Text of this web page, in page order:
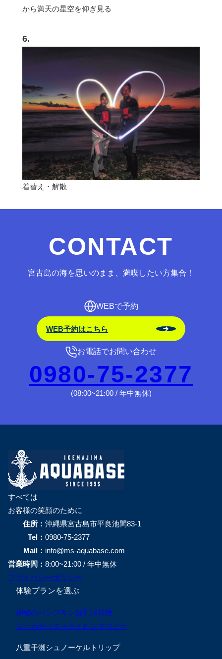
から満天の星空を仰ぎ見る
6.
着替え・解散
CONTACT
宮古島の海を思いのまま、満喫したい方集合！
WEBで予約
WEB予約はこちら
お電話でお問い合わせ
0980-75-2377
(08:00~21:00 / 年中無休)
すべては
お客様の笑顔のために
住所： 沖縄県宮古島市平良池間83-1
Tel： 0980-75-2377
Mail： info@ms-aquabase.com
営業時間： 8:00~21:00 / 年中無休
プライバシーポリシー
体験プランを選ぶ
神秘のパンプキン鍾乳洞探検
シーカヤック＋ケイビングツアー
八重干瀬シュノーケルトリップ